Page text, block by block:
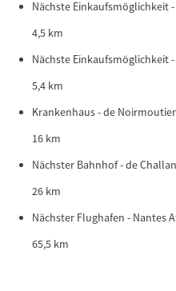
Nächste Einkaufsmöglichkeit
4,5 km
Nächste Einkaufsmöglichkeit -
5,4 km
Krankenhaus - de Noirmoutier
16 km
Nächster Bahnhof - de
26 km
Nächster Flughafen - Nantes
65,5 km